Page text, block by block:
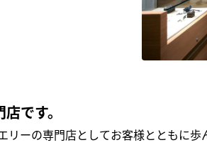
です。
ーの専門店としてお客様とともに